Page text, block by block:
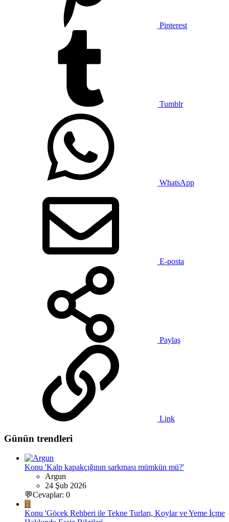
Pinterest
Tumblr
WhatsApp
E-posta
Paylaş
Link
Günün trendleri
Konu 'Kalp kapakçığının sarkması mümkün mü?'
Argun
24 Şub 2026
💬Cevaplar: 0
H
Konu 'Göcek Rehberi ile Tekne Turları, Koylar ve Yeme İçme